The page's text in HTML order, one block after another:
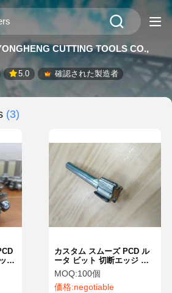
CUTTING TOOLS CO.,
5.0 確認された製造者
(3)
ジ
カスタム スムーズ PCD ル
ータ ビット 切断エッジ 直
径 1/4 インチから 1 インチ
MOQ:100個
価格:negotiable